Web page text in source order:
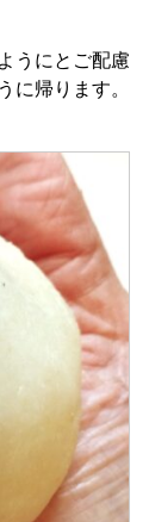
うにとご配慮
に帰ります。